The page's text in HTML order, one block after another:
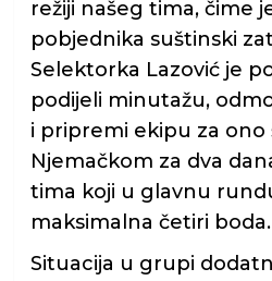
režiji našeg tima, čime
pobjednika suštinski
Selektorka Lazović je
podijeli minutažu,
i pripremi ekipu za ono
Njemačkom za dva
tima koji u glavnu
maksimalna četiri boda.
Situacija u grupi